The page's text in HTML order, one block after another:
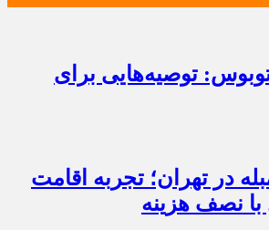
توصیه‌هایی برای
در تهران؛ تجربه اقامت
نصف هزینه